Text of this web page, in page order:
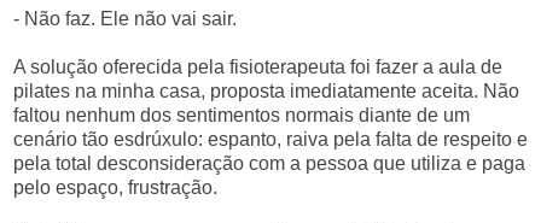
- Não faz. Ele não vai sair.
A solução oferecida pela fisioterapeuta foi fazer a aula de
pilates na minha casa, proposta imediatamente aceita. Não
faltou nenhum dos sentimentos normais diante de um
cenário tão esdrúxulo: espanto, raiva pela falta de respeito e
pela total desconsideração com a pessoa que utiliza e paga
pelo espaço, frustração.